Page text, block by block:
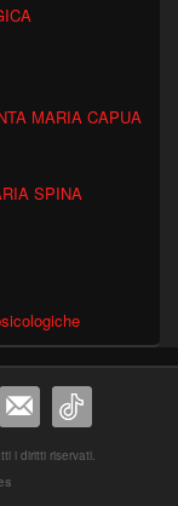
MARIA CAPUA
SPINA
i diritti riservati.